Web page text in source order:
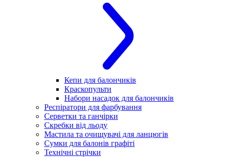
Кепи для балончиків
Краскопульти
Набори насадок для балончиків
Респіратори для фарбування
Серветки та ганчірки
Скребки від льоду
Мастила та очищувачі для ланцюгів
Сумки для балонів графіті
Технічні стрічки